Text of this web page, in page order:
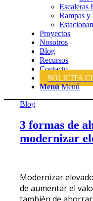
Escaleras
Rampas
Proyectos
Nosotros
Blog
Recursos
Contacto
SOLICITA
Menú Menú
Blog
3 formas de
modernizar
Modernizar
de aumentar el